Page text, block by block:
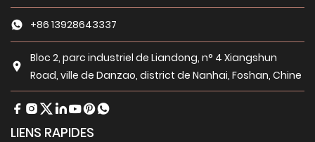
+86 13928643337
Bloc 2, parc industriel de Liandong, n° 4 Xiangshun
Road, ville de Danzao, district de Nanhai, Foshan, Chine
LIENS RAPIDES